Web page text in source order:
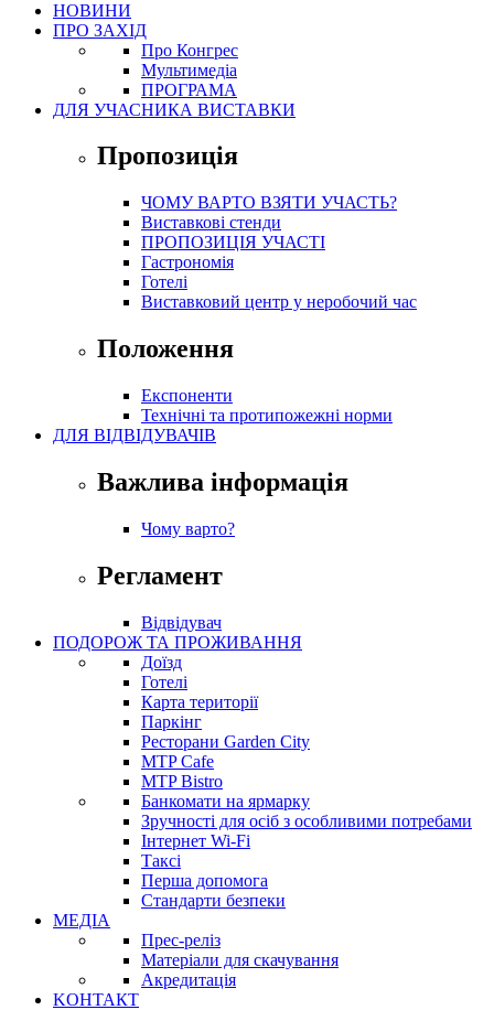
НОВИНИ
ПРО ЗАХІД
Про Конгрес
Mультимедіа
ПРОГРАМА
ДЛЯ УЧАСНИКА ВИСТАВКИ
Пропозиція
ЧОМУ ВАРТО ВЗЯТИ УЧАСТЬ?
Виставкові стенди
ПРОПОЗИЦІЯ УЧАСТІ
Гастрономія
Готелі
Виставковий центр у неробочий час
Положення
Експоненти
Технічні та протипожежні норми
ДЛЯ ВІДВІДУВАЧІВ
Важлива інформація
Чому варто?
Регламент
Відвідувач
ПОДОРОЖ ТА ПРОЖИВАННЯ
Доїзд
Готелі
Карта території
Паркінг
Ресторани Garden City
MTP Cafe
MTP Bistro
Банкомати на ярмарку
Зручності для осіб з особливими потребами
Інтернет Wi-Fi
Таксі
Перша допомога
Стандарти безпеки
МЕДІА
Прес-реліз
Матеріали для скачування
Акредитація
KОНТАКТ